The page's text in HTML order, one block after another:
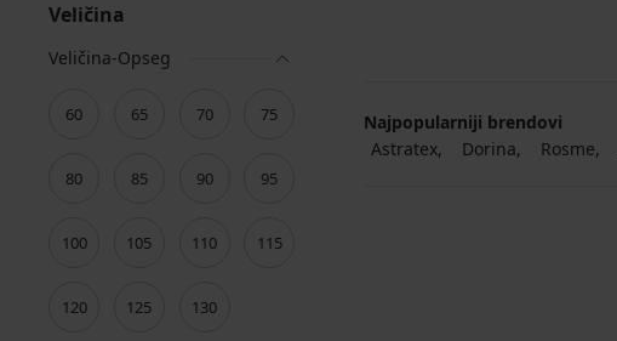
Veličina
Veličina-Opseg
60 65 70 75
80 85 90 95
100 105 110 115
120 125 130
Najpopularniji brendovi
Astratex
Dorina Rosme